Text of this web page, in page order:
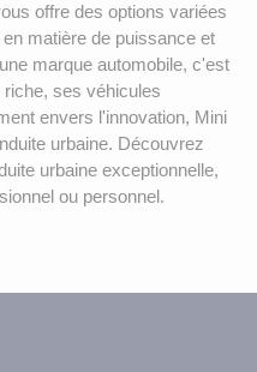
offre des options variées
matière de puissance et
marque automobile, c'est
ses véhicules
envers l'innovation, Mini
urbaine. Découvrez
urbaine exceptionnelle,
ou personnel.